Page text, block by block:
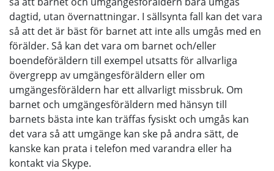
dagtid, utan övernattningar. I sällsynta fall kan det vara
så att det är bäst för barnet att inte alls umgås med en
förälder. Så kan det vara om barnet och/eller
boendeföräldern till exempel utsatts för allvarliga
övergrepp av umgängesföräldern eller om
umgängesföräldern har ett allvarligt missbruk. Om
barnet och umgängesföräldern med hänsyn till
barnets bästa inte kan träffas fysiskt och umgås kan
det vara så att umgänge kan ske på andra sätt, de
kanske kan prata i telefon med varandra eller ha
kontakt via Skype.